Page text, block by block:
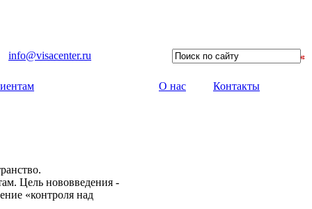
info@visacenter.ru
О нас
Контакты
Цель нововведения -
«контроля над